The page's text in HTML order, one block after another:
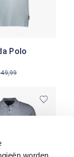
worden
Polo